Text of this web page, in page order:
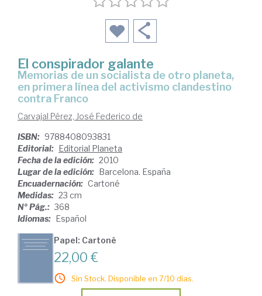
El conspirador galante
memorias de un socialista de otro planeta,
en primera línea del activismo clandestino
contra Franco
Carvajal Pérez, José Federico de
ISBN: 9788408093831
Editorial: Editorial Planeta
Fecha de la edición: 2010
Lugar de la edición: Barcelona. España
Encuadernación: Cartoné
Medidas: 23 cm
Nº Pág.: 368
Idiomas: Español
Papel: Cartoné
22,00 €
Sin Stock. Disponible en 7/10 días.